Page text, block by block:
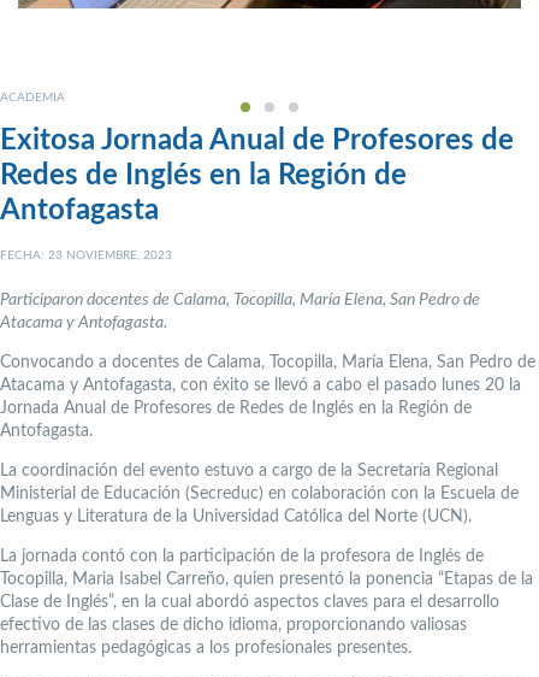
ACADEMIA
Exitosa Jornada Anual de Profesores de
Redes de Inglés en la Región de
Antofagasta
FECHA: 23 NOVIEMBRE, 2023
Participaron docentes de Calama, Tocopilla, María Elena, San Pedro de
Atacama y Antofagasta.
Convocando a docentes de Calama, Tocopilla, María Elena, San Pedro de
Atacama y Antofagasta, con éxito se llevó a cabo el pasado lunes 20 la
Jornada Anual de Profesores de Redes de Inglés en la Región de
Antofagasta.
La coordinación del evento estuvo a cargo de la Secretaría Regional
Ministerial de Educación (Secreduc) en colaboración con la Escuela de
Lenguas y Literatura de la Universidad Católica del Norte (UCN).
La jornada contó con la participación de la profesora de Inglés de
Tocopilla, Maria Isabel Carreño, quien presentó la ponencia “Etapas de la
Clase de Inglés”, en la cual abordó aspectos claves para el desarrollo
efectivo de las clases de dicho idioma, proporcionando valiosas
herramientas pedagógicas a los profesionales presentes.